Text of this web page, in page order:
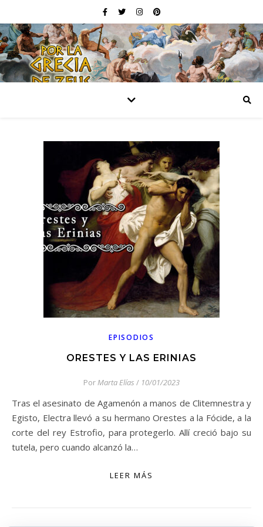
EPISODIOS
ORESTES Y LAS ERINIAS
PorMarta Elías / 10/01/2023
Tras el asesinato de Agamenón a manos de Clitemnestra y
Egisto, Electra llevó a su hermano Orestes a la Fócide, a la
corte del rey Estrofio, para protegerlo. Allí creció bajo su
tutela, pero cuando alcanzó la…
LEER MÁS